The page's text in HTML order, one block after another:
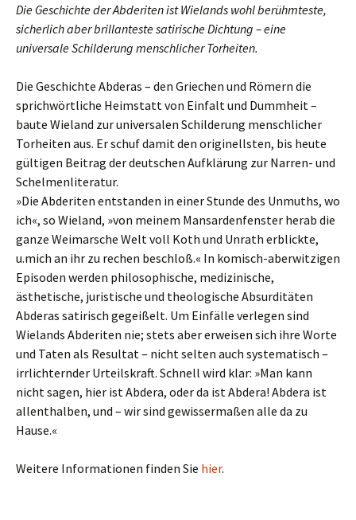
Die Geschichte der Abderiten ist Wielands wohl berühmteste,
sicherlich aber brillanteste satirische Dichtung – eine
universale Schilderung menschlicher Torheiten.
Die Geschichte Abderas – den Griechen und Römern die
sprichwörtliche Heimstatt von Einfalt und Dummheit –
baute Wieland zur universalen Schilderung menschlicher
Torheiten aus. Er schuf damit den originellsten, bis heute
gültigen Beitrag der deutschen Aufklärung zur Narren- und
Schelmenliteratur.
»Die Abderiten entstanden in einer Stunde des Unmuths, wo
ich«, so Wieland, »von meinem Mansardenfenster herab die
ganze Weimarsche Welt voll Koth und Unrath erblickte,
u.mich an ihr zu rechen beschloß.« In komisch-aberwitzigen
Episoden werden philosophische, medizinische,
ästhetische, juristische und theologische Absurditäten
Abderas satirisch gegeißelt. Um Einfälle verlegen sind
Wielands Abderiten nie; stets aber erweisen sich ihre Worte
und Taten als Resultat – nicht selten auch systematisch –
irrlichternder Urteilskraft. Schnell wird klar: »Man kann
nicht sagen, hier ist Abdera, oder da ist Abdera! Abdera ist
allenthalben, und – wir sind gewissermaßen alle da zu
Hause.«
Weitere Informationen finden Sie hier.